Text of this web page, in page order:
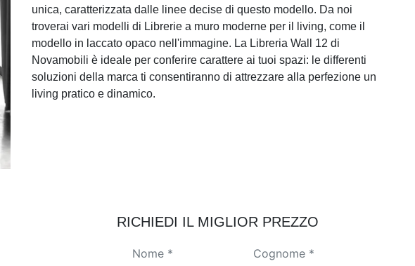
unica, caratterizzata dalle linee decise di questo modello. Da noi
troverai vari modelli di Librerie a muro moderne per il living, come il
modello in laccato opaco nell'immagine. La Libreria Wall 12 di
Novamobili è ideale per conferire carattere ai tuoi spazi: le differenti
soluzioni della marca ti consentiranno di attrezzare alla perfezione un
living pratico e dinamico.
RICHIEDI IL MIGLIOR PREZZO